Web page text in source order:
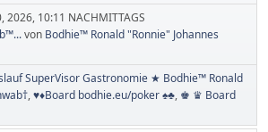
2026, 10:11 NACHMITTAGS
von Bodhie™ Ronald "Ronnie" Johannes
SuperVisor Gastronomie ★ Bodhie™ Ronald
♥️♦️Board bodhie.eu/poker ♠️♣️ ♚ ♛ Board